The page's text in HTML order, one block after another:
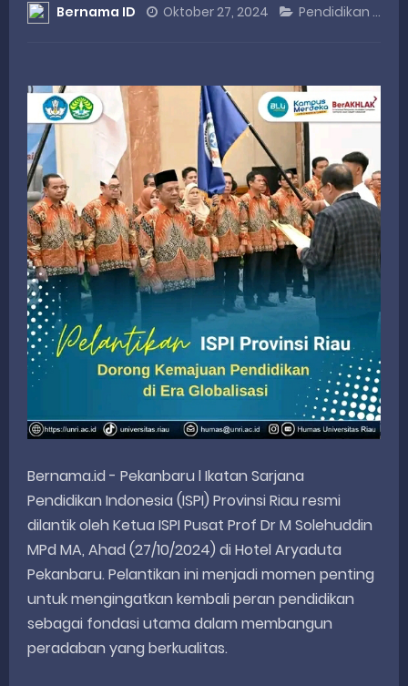
IHSG Bangkit dan Rupiah Menguat, Rahmat Saleh Apresiasi Gerak Cepat Dasco
Rahmat Saleh Nilai Penataan BUMN Perlu, Asalkan Layanan Publik Tetap Terjaga
Tak Terbatas Dapil, Rahmat Saleh Dorong Penguatan Pertanian di Kabupaten Agam
Thursday, 6 August
Bernama ID Oktober 27, 2024 Pendidikan
Bernama.id - Pekanbaru l Ikatan Sarjana
Pendidikan Indonesia (ISPI) Provinsi Riau resmi
dilantik oleh Ketua ISPI Pusat Prof Dr M Solehuddin
MPd MA, Ahad (27/10/2024) di Hotel Aryaduta
Pekanbaru. Pelantikan ini menjadi momen penting
untuk mengingatkan kembali peran pendidikan
sebagai fondasi utama dalam membangun
peradaban yang berkualitas.